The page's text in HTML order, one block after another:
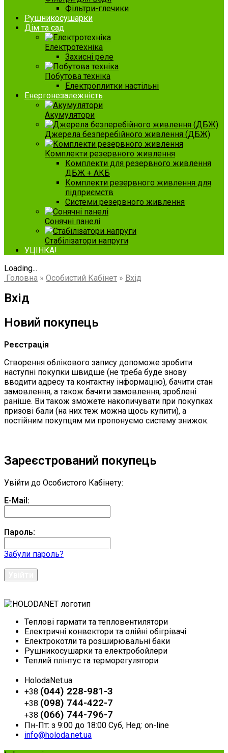
Фільтри-глечики
Рушникосушарки
Дім та сад
Електротехніка
Захисні реле
Побутова техніка
Електроплитки настільні
Енергонезалежність
Акумулятори
Джерела безперебійного живлення (ДБЖ)
Комплекти резервного живлення
Комплекти для резервного живлення
ДБЖ + АКБ
Комплекти резервного живлення для
підприємств
Системи резервного живлення
Сонячні панелі
Стабілізатори напруги
УЦІНКА!
Loading...
Головна » Особистий Кабінет » Вхід
Вхід
Новий покупець
Реєстрація
Створення облікового запису допоможе зробити
наступні покупки швидше (не треба буде знову
вводити адресу та контактну інформацію), бачити стан
замовлення, а також бачити замовлення, зроблені
раніше. Ви також зможете накопичувати при покупках
призові бали (на них теж можна щось купити), а
постійним покупцям ми пропонуємо систему знижок.
Зареєстрований покупець
Увійти до Особистого Кабінету:
E-Mail:
Пароль:
Забули пароль?
Теплові гармати та тепловентилятори
Електричні конвектори та олійні обігрівачі
Електрокотли та розширювальні баки
Рушникосушарки та електробойлери
Теплий плінтус та терморегулятори
HolodaNet.ua
+38 (044) 228-981-3
+38 (098) 744-422-7
+38 (066) 744-796-7
Пн-Пт: з 9:00 до 18:00 Суб, Нед: on-line
info@holoda.net.ua